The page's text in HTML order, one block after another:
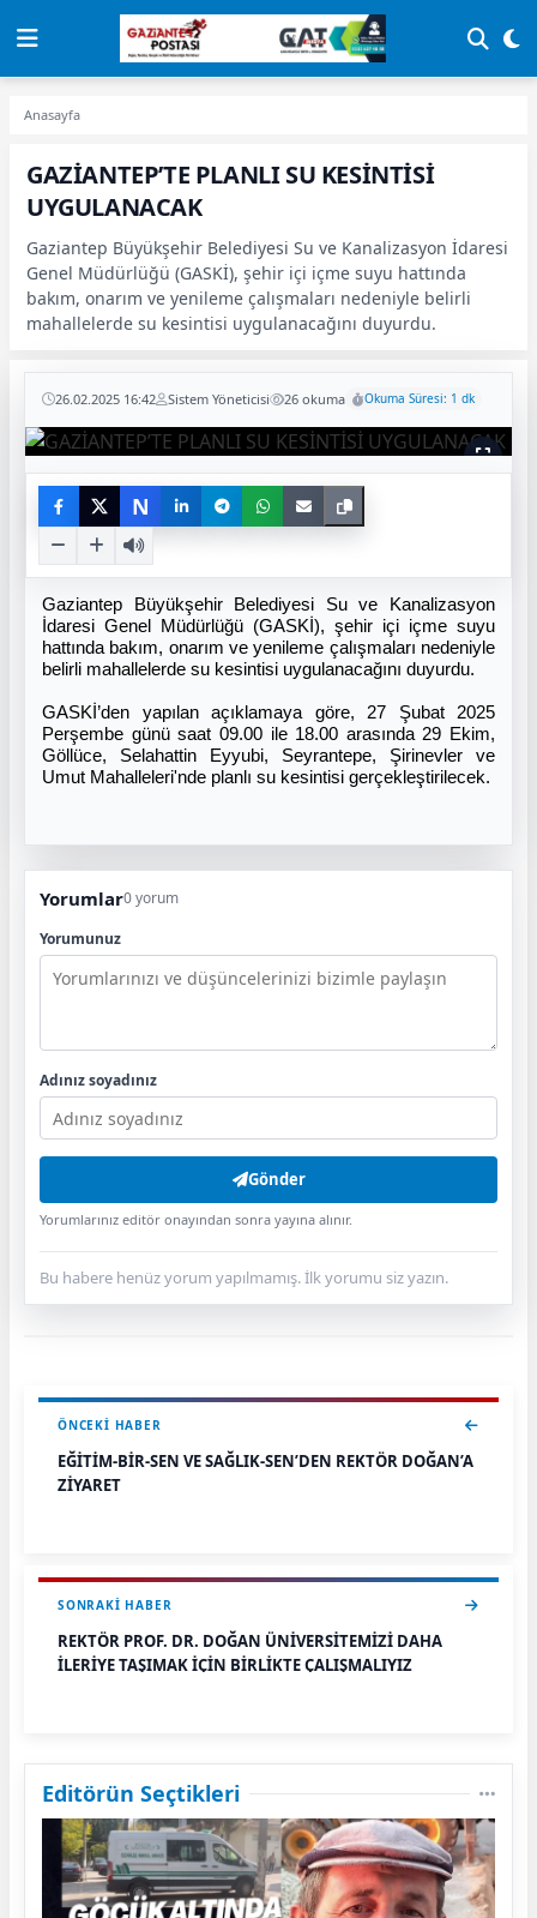
Anasayfa
GAZİANTEP’TE PLANLI SU KESİNTİSİ
UYGULANACAK
Gaziantep Büyükşehir Belediyesi Su ve Kanalizasyon İdaresi
Genel Müdürlüğü (GASKİ), şehir içi içme suyu hattında
bakım, onarım ve yenileme çalışmaları nedeniyle belirli
mahallelerde su kesintisi uygulanacağını duyurdu.
26.02.2025 16:42 Sistem Yöneticisi 26 okuma Okuma Süresi: 1 dk
N
Gaziantep Büyükşehir Belediyesi Su ve Kanalizasyon
İdaresi Genel Müdürlüğü (GASKİ), şehir içi içme suyu
hattında bakım, onarım ve yenileme çalışmaları nedeniyle
belirli mahallelerde su kesintisi uygulanacağını duyurdu.
GASKİ’den yapılan açıklamaya göre, 27 Şubat 2025
Perşembe günü saat 09.00 ile 18.00 arasında 29 Ekim,
Göllüce, Selahattin Eyyubi, Seyrantepe, Şirinevler ve
Umut Mahalleleri'nde planlı su kesintisi gerçekleştirilecek.
Yorumlar0 yorum
Yorumunuz
Adınız soyadınız
Gönder
Yorumlarınız editör onayından sonra yayına alınır.
Bu habere henüz yorum yapılmamış. İlk yorumu siz yazın.
ÖNCEKI HABER
EĞİTİM-BİR-SEN VE SAĞLIK-SEN’DEN REKTÖR DOĞAN’A
ZİYARET
SONRAKI HABER
REKTÖR PROF. DR. DOĞAN ÜNİVERSİTEMİZİ DAHA
İLERİYE TAŞIMAK İÇİN BİRLİKTE ÇALIŞMALIYIZ
Editörün Seçtikleri